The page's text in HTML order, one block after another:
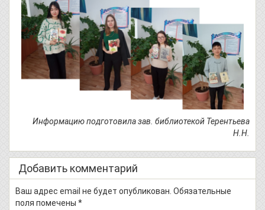
Информацию подготовила зав. библиотекой Терентьева
Н.Н.
Добавить комментарий
Ваш адрес email не будет опубликован. Обязательные
поля помечены *